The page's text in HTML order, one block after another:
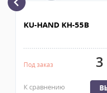
рублей. Документы
Доставка по Москве,
в течении 2-4х рабочих
KU-HAND KH-55B
Под заказ
К сравнению